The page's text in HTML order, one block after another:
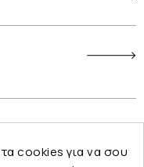
cookies για να σου